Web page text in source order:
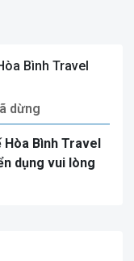
Bình Travel
dừng
Hòa Bình Travel
dụng vui lòng